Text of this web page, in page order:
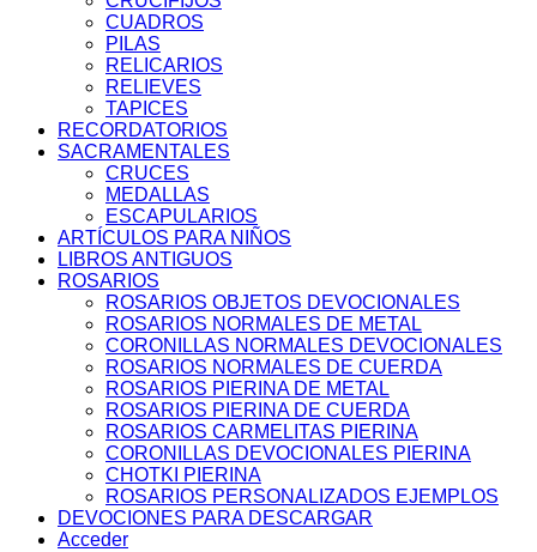
CUADROS
PILAS
RELICARIOS
RELIEVES
TAPICES
RECORDATORIOS
SACRAMENTALES
CRUCES
MEDALLAS
ESCAPULARIOS
ARTÍCULOS PARA NIÑOS
LIBROS ANTIGUOS
ROSARIOS
ROSARIOS OBJETOS DEVOCIONALES
ROSARIOS NORMALES DE METAL
CORONILLAS NORMALES DEVOCIONALES
ROSARIOS NORMALES DE CUERDA
ROSARIOS PIERINA DE METAL
ROSARIOS PIERINA DE CUERDA
ROSARIOS CARMELITAS PIERINA
CORONILLAS DEVOCIONALES PIERINA
CHOTKI PIERINA
ROSARIOS PERSONALIZADOS EJEMPLOS
DEVOCIONES PARA DESCARGAR
Acceder